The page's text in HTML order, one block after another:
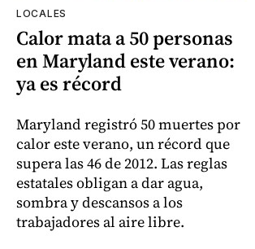
LOCALES
Calor mata a 50 personas
en Maryland este verano:
ya es récord
Maryland registró 50 muertes por
calor este verano, un récord que
supera las 46 de 2012. Las reglas
estatales obligan a dar agua,
sombra y descansos a los
trabajadores al aire libre.